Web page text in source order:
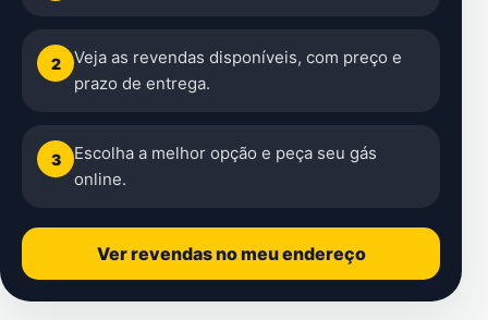
2
Veja as revendas disponíveis, com preço e
prazo de entrega.
3
Escolha a melhor opção e peça seu gás
online.
Ver revendas no meu endereço